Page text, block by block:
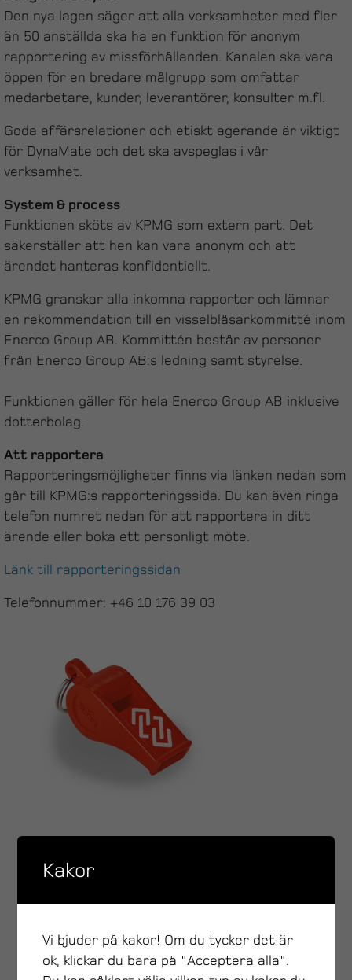
Den nya lagen säger att alla verksamheter med fler
än 50 anställda ska ha en funktion för anonym
rapportering av missförhållanden. Kanalen ska vara
öppen för en bredare målgrupp som omfattar
medarbetare, kunder, leverantörer, konsulter m.fl.
Goda affärsrelationer och etiskt agerande är viktigt
för DynaMate och det ska avspeglas i vår
verksamhet.
System & process
Funktionen sköts av KPMG som extern part. Det
säkerställer att hen kan vara anonym och att
ärendet hanteras konfidentiellt.
KPMG granskar alla inkomna rapporter och lämnar
en rekommendation till en visselblåsarkommitté inom
Enerco Group AB. Kommittén består av personer
från Enerco Group AB:s ledning samt styrelse.
Funktionen gäller för hela Enerco Group AB inklusive
dotterbolag.
Att rapportera
Rapporteringsmöjligheter finns via länken nedan som
går till KPMG:s rapporteringssida. Du kan även ringa
telefon numret nedan för att rapportera in ditt
ärende eller boka ett personligt möte.
Länk till rapporteringssidan
Telefonnummer: +46 10 176 39 03
Kakor
Vi bjuder på kakor! Om du tycker det är
ok, klickar du bara på "Acceptera alla".